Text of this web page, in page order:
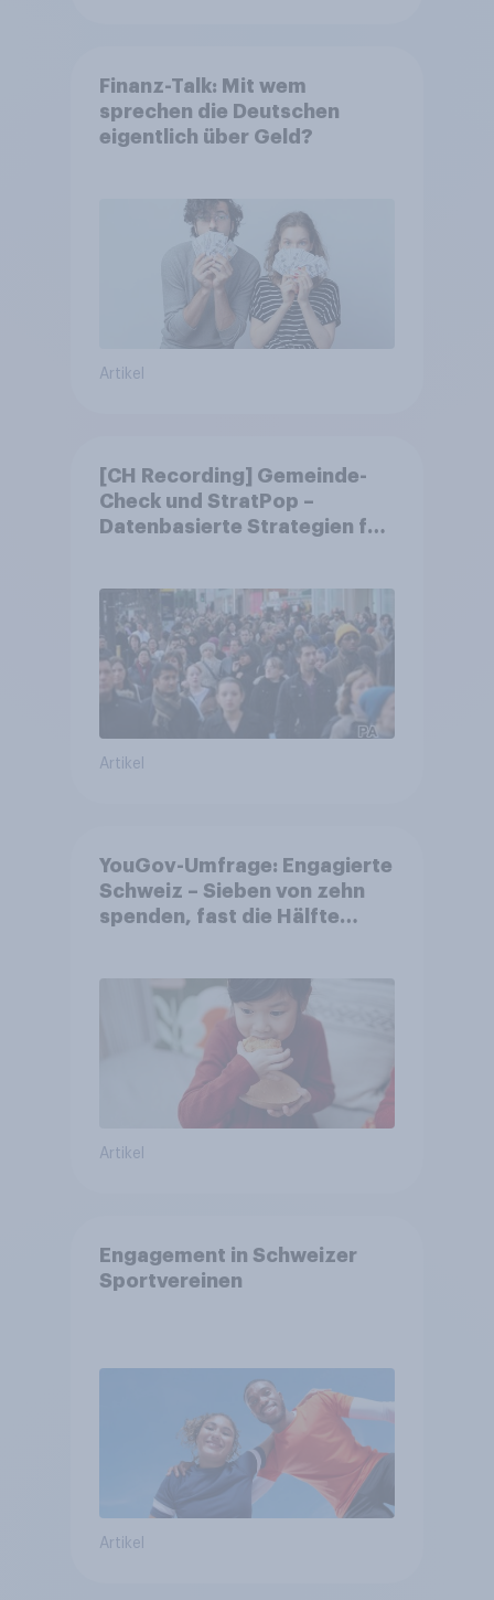
Finanz-Talk: Mit wem
sprechen die Deutschen
eigentlich über Geld?
Artikel
[CH Recording] Gemeinde-
Check und StratPop –
Datenbasierte Strategien für
Artikel
YouGov-Umfrage: Engagierte
Schweiz – Sieben von zehn
spenden, fast die Hälfte
Artikel
Engagement in Schweizer
Sportvereinen
Artikel